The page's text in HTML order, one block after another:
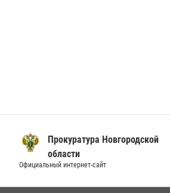
Прокуратура Новгородской
области
Официальный интернет-сайт